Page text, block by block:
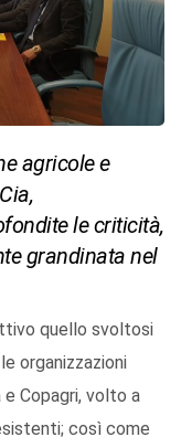
agricole e
le criticità,
grandinata nel
quello svoltosi
organizzazioni
Copagri, volto a
così come